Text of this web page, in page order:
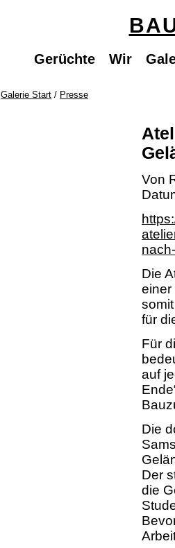
Gerüchte Wir
Galerie Start / Presse
Von
Die
einer
für
Für
auf
Die
Der
die